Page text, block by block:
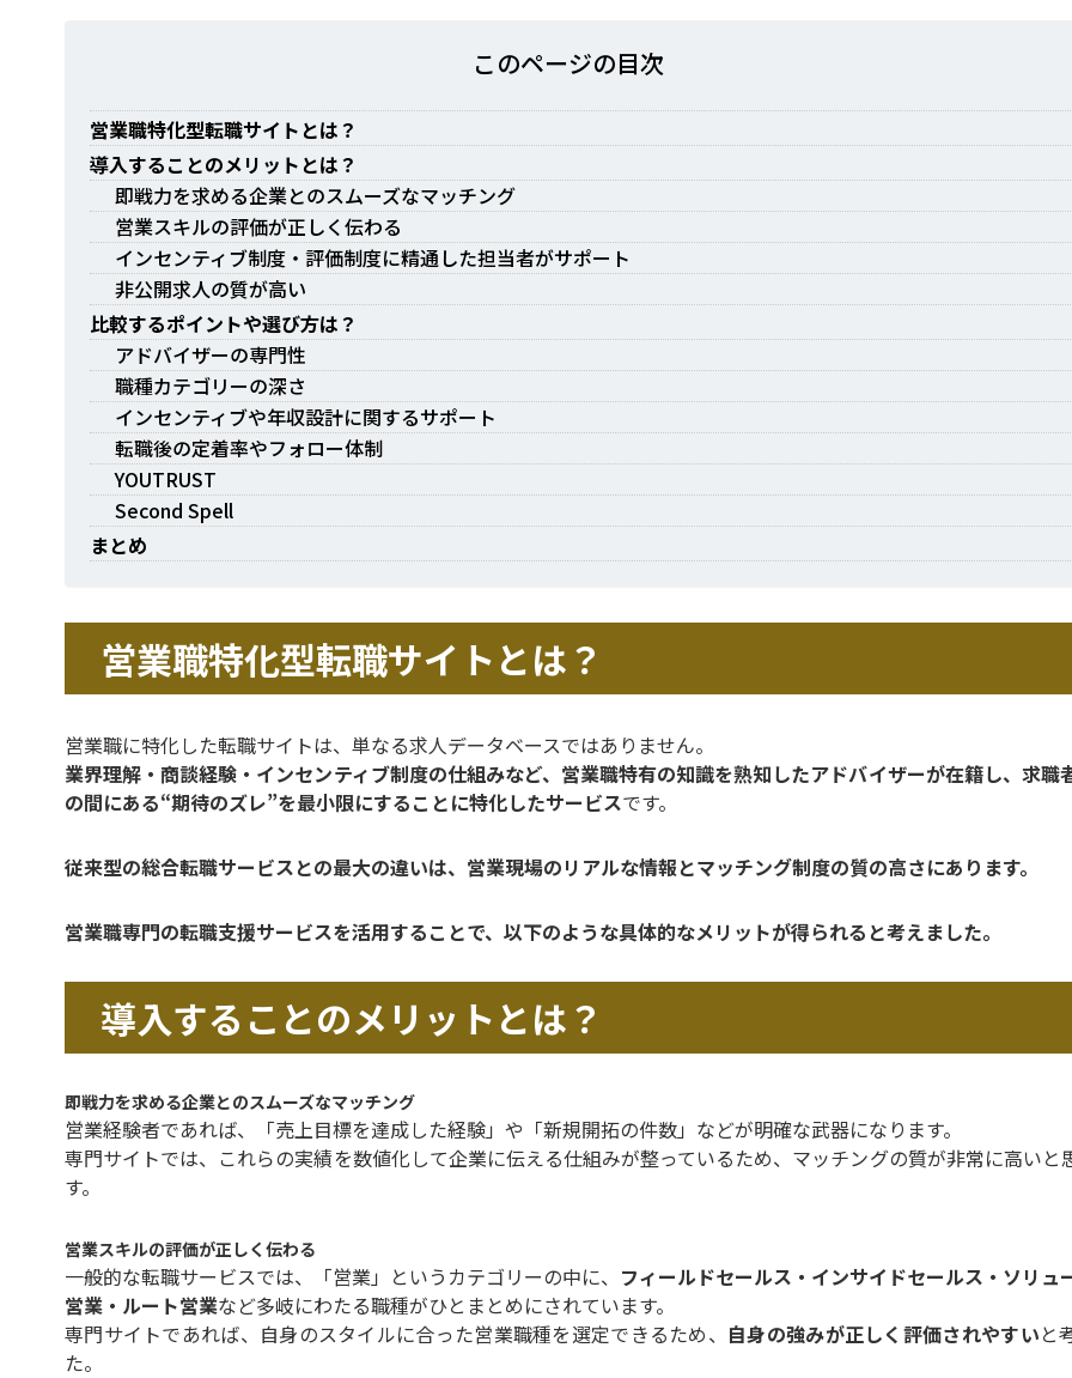
このページの⽬次
営業職特化型転職サイトとは？
導入することのメリットとは？
即戦力を求める企業とのスムーズなマッチング
営業スキルの評価が正しく伝わる
インセンティブ制度・評価制度に精通した担当者がサポート
非公開求人の質が高い
比較するポイントや選び方は？
アドバイザーの専門性
職種カテゴリーの深さ
インセンティブや年収設計に関するサポート
転職後の定着率やフォロー体制
YOUTRUST
Second Spell
まとめ
営業職特化型転職サイトとは？
営業職に特化した転職サイトは、単なる求人データベースではありません。
業界理解・商談経験・インセンティブ制度の仕組みなど、営業職特有の知識を熟知したアドバイザーが在籍し、求職
の間にある“期待のズレ”を最小限にすることに特化したサービスです。
従来型の総合転職サービスとの最大の違いは、営業現場のリアルな情報とマッチング制度の質の高さにあります。
営業職専門の転職支援サービスを活用することで、以下のような具体的なメリットが得られると考えました。
導入することのメリットとは？
即戦力を求める企業とのスムーズなマッチング
営業経験者であれば、「売上目標を達成した経験」や「新規開拓の件数」などが明確な武器になります。
専門サイトでは、これらの実績を数値化して企業に伝える仕組みが整っているため、マッチングの質が非常に高いと
す。
営業スキルの評価が正しく伝わる
一般的な転職サービスでは、「営業」というカテゴリーの中に、 フィールドセールス・インサイドセールス・ソリュ
営業・ルート営業など多岐にわたる職種がひとまとめにされています。
専門サイトであれば、自身のスタイルに合った営業職種を選定できるため、 自身の強みが正しく評価されやすいと
た。